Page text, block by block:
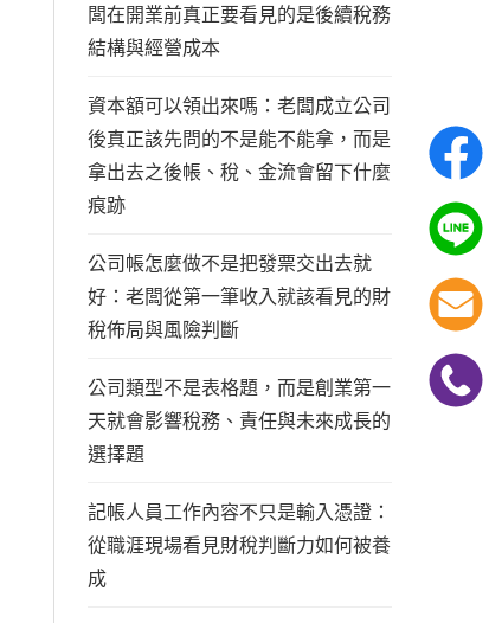
闆在開業前真正要看見的是後續稅務
結構與經營成本
資本額可以領出來嗎：老闆成立公司
後真正該先問的不是能不能拿，而是
拿出去之後帳、稅、金流會留下什麼
痕跡
公司帳怎麼做不是把發票交出去就
好：老闆從第一筆收入就該看見的財
稅佈局與風險判斷
公司類型不是表格題，而是創業第一
天就會影響稅務、責任與未來成長的
選擇題
記帳人員工作內容不只是輸入憑證：
從職涯現場看見財稅判斷力如何被養
成